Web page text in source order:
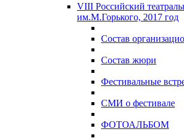
VIII Российский
им.М.Горького, 2017 год
Состав
Состав жюри
Фестивальные
СМИ о фестивале
ФОТОАЛЬБОМ